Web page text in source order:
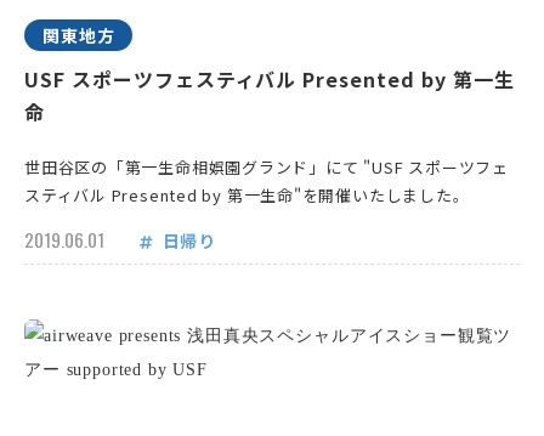
関東地方
USF スポーツフェスティバル Presented by 第一生
命
世田谷区の「第一生命相娯園グランド」にて "USF スポーツフェ
スティバル Presented by 第一生命"を開催いたしました。
2019.06.01 日帰り